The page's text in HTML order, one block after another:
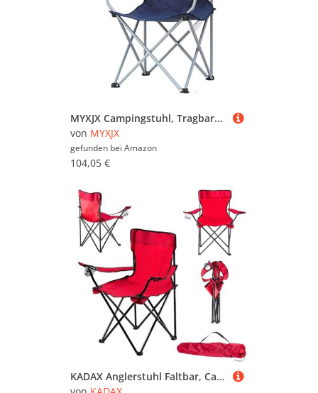
MYXJX Campingstuhl, Tragbarer Klappstuhl mit hoher Rückenlehne – Gepolsterter Campingstuhl mit Getränkehalter for Outdoor, Strand und Angeln(Blu)
von MYXJX
gefunden bei Amazon
104,05 €
KADAX Anglerstuhl Faltbar, Campingstuhl mit Getränkehalter & Tragetasche, Angelstuhl Klappbar, Klappstuhl für Angeln, Faltstuhl, Camping Stuhl (Rot)